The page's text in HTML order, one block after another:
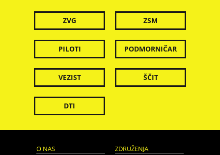
ZVG ZSM
PILOTI PODMORNIČAR
VEZIST ŠČIT
DTI
O NAS ZDRUŽENJA